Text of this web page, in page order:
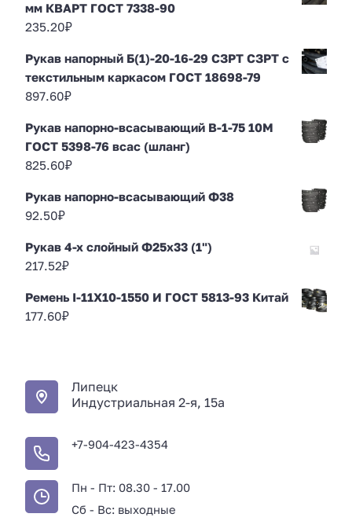
мм КВАРТ ГОСТ 7338-90
235.20₽
Рукав напорный Б(1)-20-16-29 СЗРТ СЗРТ с
текстильным каркасом ГОСТ 18698-79
897.60₽
Рукав напорно-всасывающий В-1-75 10М
ГОСТ 5398-76 всас (шланг)
825.60₽
Рукав напорно-всасывающий Ф38
92.50₽
Рукав 4-х слойный Ф25х33 (1")
217.52₽
Ремень I-11Х10-1550 И ГОСТ 5813-93 Китай
177.60₽
Липецк
Индустриальная 2-я, 15а
+7-904-423-4354
Пн - Пт: 08.30 - 17.00
Сб - Вс: выходные